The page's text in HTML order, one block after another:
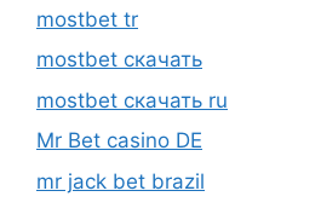
mostbet tr
mostbet скачать
mostbet скачать ru
Mr Bet casino DE
mr jack bet brazil